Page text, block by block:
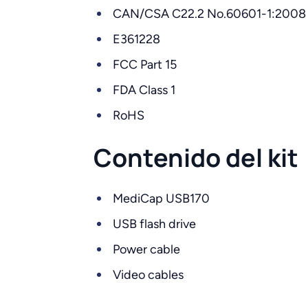
CAN/CSA C22.2 No.60601-1:2008
E361228
FCC Part 15
FDA Class 1
RoHS
Contenido del kit
MediCap USB170
USB flash drive
Power cable
Video cables